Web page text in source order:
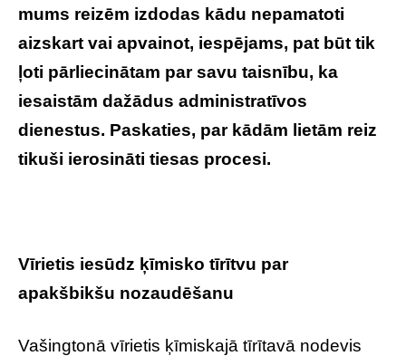
mums reizēm izdodas kādu nepamatoti
aizskart vai apvainot, iespējams, pat būt tik
ļoti pārliecinātam par savu taisnību, ka
iesaistām dažādus administratīvos
dienestus. Paskaties, par kādām lietām reiz
tikuši ierosināti tiesas procesi.
Vīrietis iesūdz ķīmisko tīrītvu par
apakšbikšu nozaudēšanu
Vašingtonā vīrietis ķīmiskajā tīrītavā nodevis